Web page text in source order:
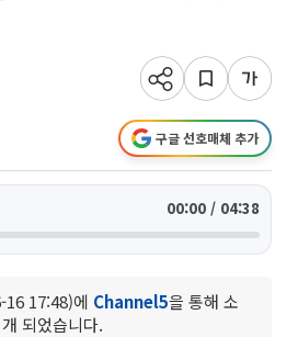
구글 선호매체 추가
00:00 / 04:38
16 17:48)에 Channel5을 통해 소
개 되었습니다.